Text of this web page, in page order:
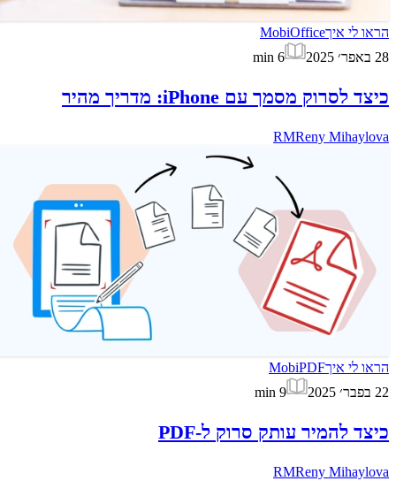
הראו לי איךMobiOffice
28 באפר׳ 2025
6
min
כיצד לסרוק מסמך עם iPhone: מדריך מהיר
RMReny Mihaylova
הראו לי איךMobiPDF
22 בפבר׳ 2025
9
min
כיצד להמיר עותק סרוק ל-PDF
RMReny Mihaylova